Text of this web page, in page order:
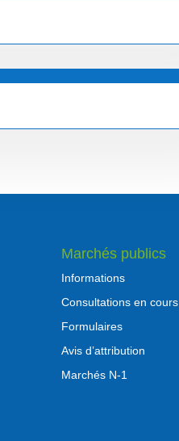
Marchés publics
Informations
Consultations en cours
Formulaires
Avis d’attribution
Marchés N-1